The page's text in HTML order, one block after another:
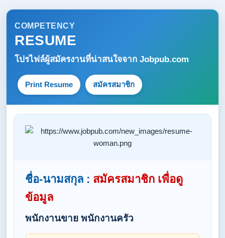
COMPETENCY
RESUME
โปรไฟล์ผู้สมัครงานที่น่าสนใจจาก Jobpub.com
Print Resume สมัครสมาชิก
ชื่อ-นามสกุล : สมัครสมาชิก เพื่อดู
ข้อมูล
พนักงานขาย พนักงานครัว